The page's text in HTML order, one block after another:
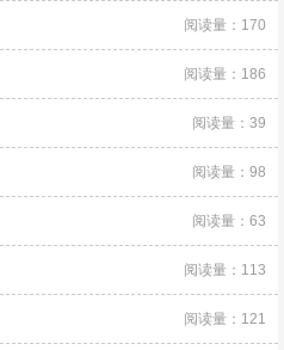
阅读量：170
阅读量：186
阅读量：39
阅读量：98
阅读量：63
阅读量：113
阅读量：121